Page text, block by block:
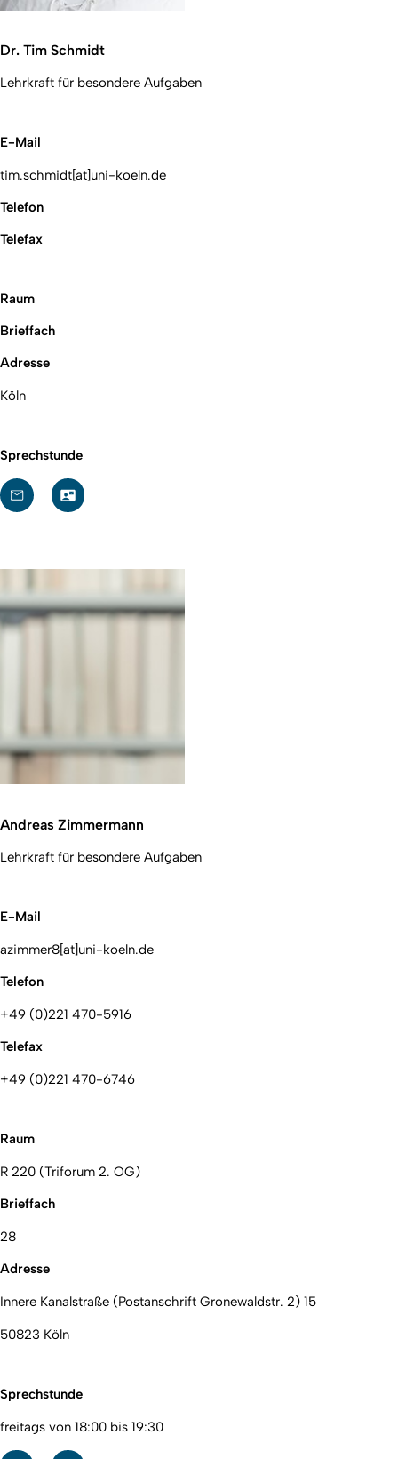
Dr. Tim Schmidt
Lehrkraft für besondere Aufgaben
E-Mail
tim.schmidt[at]uni-koeln.de
Telefon
Telefax
Raum
Brieffach
Adresse
Köln
Sprechstunde
Andreas Zimmermann
Lehrkraft für besondere Aufgaben
E-Mail
azimmer8[at]uni-koeln.de
Telefon
+49 (0)221 470-5916
Telefax
+49 (0)221 470-6746
Raum
R 220 (Triforum 2. OG)
Brieffach
28
Adresse
Innere Kanalstraße (Postanschrift Gronewaldstr. 2) 15
50823 Köln
Sprechstunde
freitags von 18:00 bis 19:30